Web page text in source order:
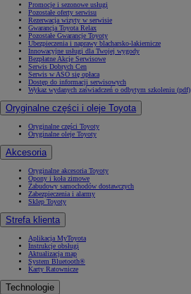
Promocje i sezonowe usługi
Pozostałe oferty serwisu
Rezerwacja wizyty w serwisie
Gwarancja Toyota Relax
Pozostałe Gwarancje Toyoty
Ubezpieczenia i naprawy blacharsko-lakiernicze
Innowacyjne usługi dla Twojej wygody
Bezpłatne Akcje Serwisowe
Serwis Dobrych Cen
Serwis w ASO się opłaca
Dostęp do informacji serwisowych
Wykaz wydanych zaświadczeń o odbytym szkoleniu (pdf)
Oryginalne części i oleje Toyota
Oryginalne części Toyoty
Oryginalne oleje Toyoty
Akcesoria
Oryginalne akcesoria Toyoty
Opony i koła zimowe
Zabudowy samochodów dostawczych
Zabezpieczenia i alarmy
Sklep Toyoty
Strefa klienta
Aplikacja MyToyota
Instrukcje obsługi
Aktualizacja map
System Bluetooth®
Karty Ratownicze
Technologie